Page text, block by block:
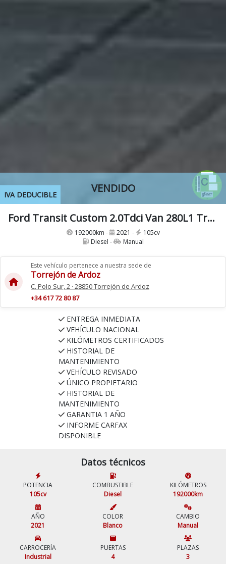
VENDIDO
IVA DEDUCIBLE
Ford Transit Custom 2.0Tdci Van 280L1 Trend Etiqueta C IVA y Garantía Incl
192000km - 2021 -
105cv
Diesel -
Manual
Este vehículo pertenece a nuestra sede de
Torrejón de Ardoz
C. Polo Sur, 2 · 28850 Torrejón de Ardoz
+34 617 72 80 87
ENTREGA INMEDIATA
VEHÍCULO NACIONAL
KILÓMETROS CERTIFICADOS
HISTORIAL DE
MANTENIMIENTO
VEHÍCULO REVISADO
ÚNICO PROPIETARIO
HISTORIAL DE
MANTENIMIENTO
GARANTIA 1 AÑO
INFORME CARFAX
DISPONIBLE
Datos técnicos
POTENCIA
105cv
COMBUSTIBLE
Diesel
KILÓMETROS
192000km
AÑO
2021
COLOR
Blanco
CAMBIO
Manual
CARROCERÍA
Industrial
PUERTAS
4
PLAZAS
3